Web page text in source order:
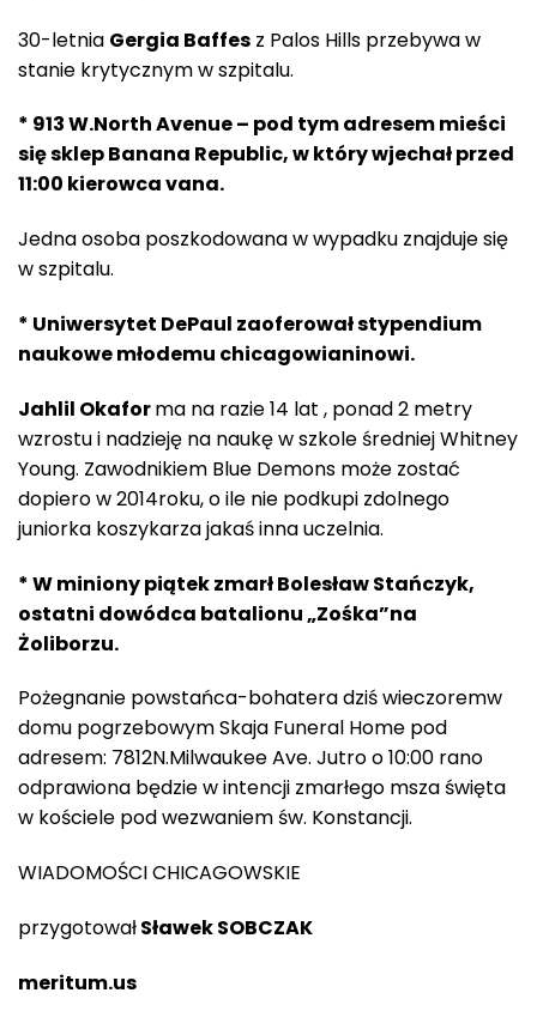
30-letnia Gergia Baffes z Palos Hills przebywa w
stanie krytycznym w szpitalu.
* 913 W.North Avenue – pod tym adresem mieści
się sklep Banana Republic, w który wjechał przed
11:00 kierowca vana.
Jedna osoba poszkodowana w wypadku znajduje się
w szpitalu.
* Uniwersytet DePaul zaoferował stypendium
naukowe młodemu chicagowianinowi.
Jahlil Okaforma na razie 14 lat , ponad 2 metry
wzrostu i nadzieję na naukę w szkole średniej Whitney
Young. Zawodnikiem Blue Demons może zostać
dopiero w 2014roku, o ile nie podkupi zdolnego
juniorka koszykarza jakaś inna uczelnia.
* W miniony piątek zmarł Bolesław Stańczyk,
ostatni dowódca batalionu „Zośka”na
Żoliborzu.
Pożegnanie powstańca-bohatera dziś wieczoremw
domu pogrzebowym Skaja Funeral Home pod
adresem: 7812N.Milwaukee Ave. Jutro o 10:00 rano
odprawiona będzie w intencji zmarłego msza święta
w kościele pod wezwaniem św. Konstancji.
WIADOMOŚCI CHICAGOWSKIE
przygotowałSławek SOBCZAK
meritum.us